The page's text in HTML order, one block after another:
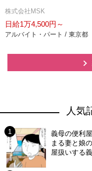
株式会社MSK
日給1万4,500円～
アルバイト・パート / 東京都
人気
義母の便利
まる妻と娘
屋扱いする